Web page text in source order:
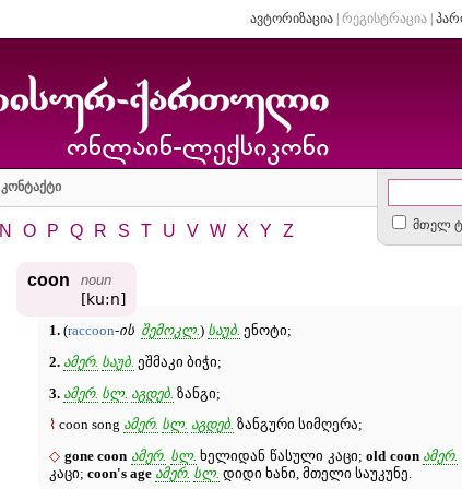
ავტორიზაცია| რეგისტრაცია|
კონტაქტი
მთელ
N O P Q R S T U V W X Y Z
coon noun
[ku:n]
1.(raccoon-ის შემოკლ.) საუბ. ენოტი;
2. ამერ. საუბ. ეშმაკი ბიჭი;
3. ამერ. სლ. აგდებ. ზანგი;
⌇ coon song ამერ. სლ. აგდებ. ზანგური სიმღერა;
◇ gone coon ამერ. სლ. ხელიდან წასული კაცი;old coon ამერ.
კაცი; coon's age ამერ. სლ. დიდი ხანი, მთელი საუკუნე.